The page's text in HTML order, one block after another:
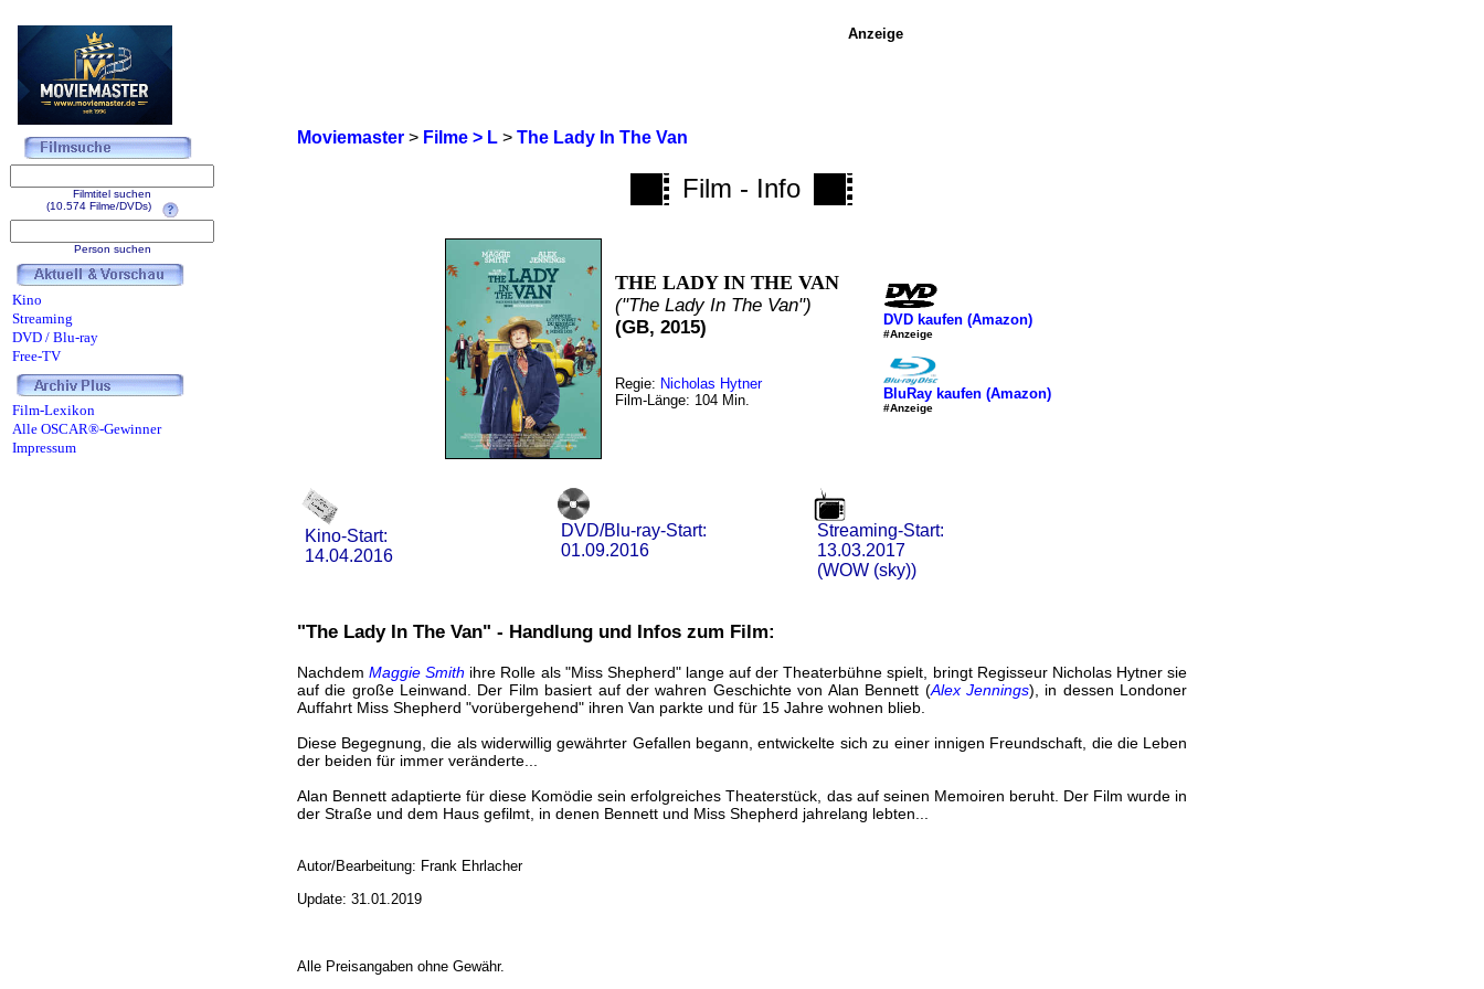
Moviemaster> Filme > L> The Lady In The Van
Film - Info
THE LADY IN THE VAN
("The Lady In The Van")
(GB, 2015)
Regie: Nicholas Hytner
Film-Länge: 104 Min.
DVD kaufen (Amazon)
#Anzeige
BluRay kaufen (Amazon)
#Anzeige
Kino-Start:
14.04.2016
DVD/Blu-ray-Start:
01.09.2016
Streaming-Start:
13.03.2017
(WOW (sky))
"The Lady In The Van" - Handlung und Infos zum Film:
Nachdem Maggie Smith ihre Rolle als "Miss Shepherd" lange auf der Theaterbühne spielt, bringt Regisseur Nicholas Hytner sie
auf die große Leinwand. Der Film basiert auf der wahren Geschichte von Alan Bennett (Alex Jennings), in dessen Londoner
Auffahrt Miss Shepherd "vorübergehend" ihren Van parkte und für 15 Jahre wohnen blieb.
Diese Begegnung, die als widerwillig gewährter Gefallen begann, entwickelte sich zu einer innigen Freundschaft, die die Leben
der beiden für immer veränderte...
Alan Bennett adaptierte für diese Komödie sein erfolgreiches Theaterstück, das auf seinen Memoiren beruht. Der Film wurde in
der Straße und dem Haus gefilmt, in denen Bennett und Miss Shepherd jahrelang lebten...
Autor/Bearbeitung: Frank Ehrlacher
Update: 31.01.2019
Alle Preisangaben ohne Gewähr.
Anzeige
Filmtitel suchen
(10.574 Filme/DVDs)
Person suchen
Kino
Streaming
DVD / Blu-ray
Free-TV
Film-Lexikon
Alle OSCAR®-Gewinner
Impressum